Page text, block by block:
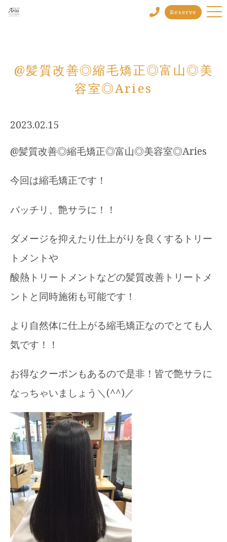
Reserve
@髪質改善◎縮毛矯正◎富山◎美
容室◎Aries
2023.02.15
@髪質改善◎縮毛矯正◎富山◎美容室◎Aries
今回は縮毛矯正です！
バッチリ、艶サラに！！
ダメージを抑えたり仕上がりを良くするトリー
トメントや
酸熱トリートメントなどの髪質改善トリートメ
ントと同時施術も可能です！
より自然体に仕上がる縮毛矯正なのでとても人
気です！！
お得なクーポンもあるので是非！皆で艶サラに
なっちゃいましょう＼(^^)／